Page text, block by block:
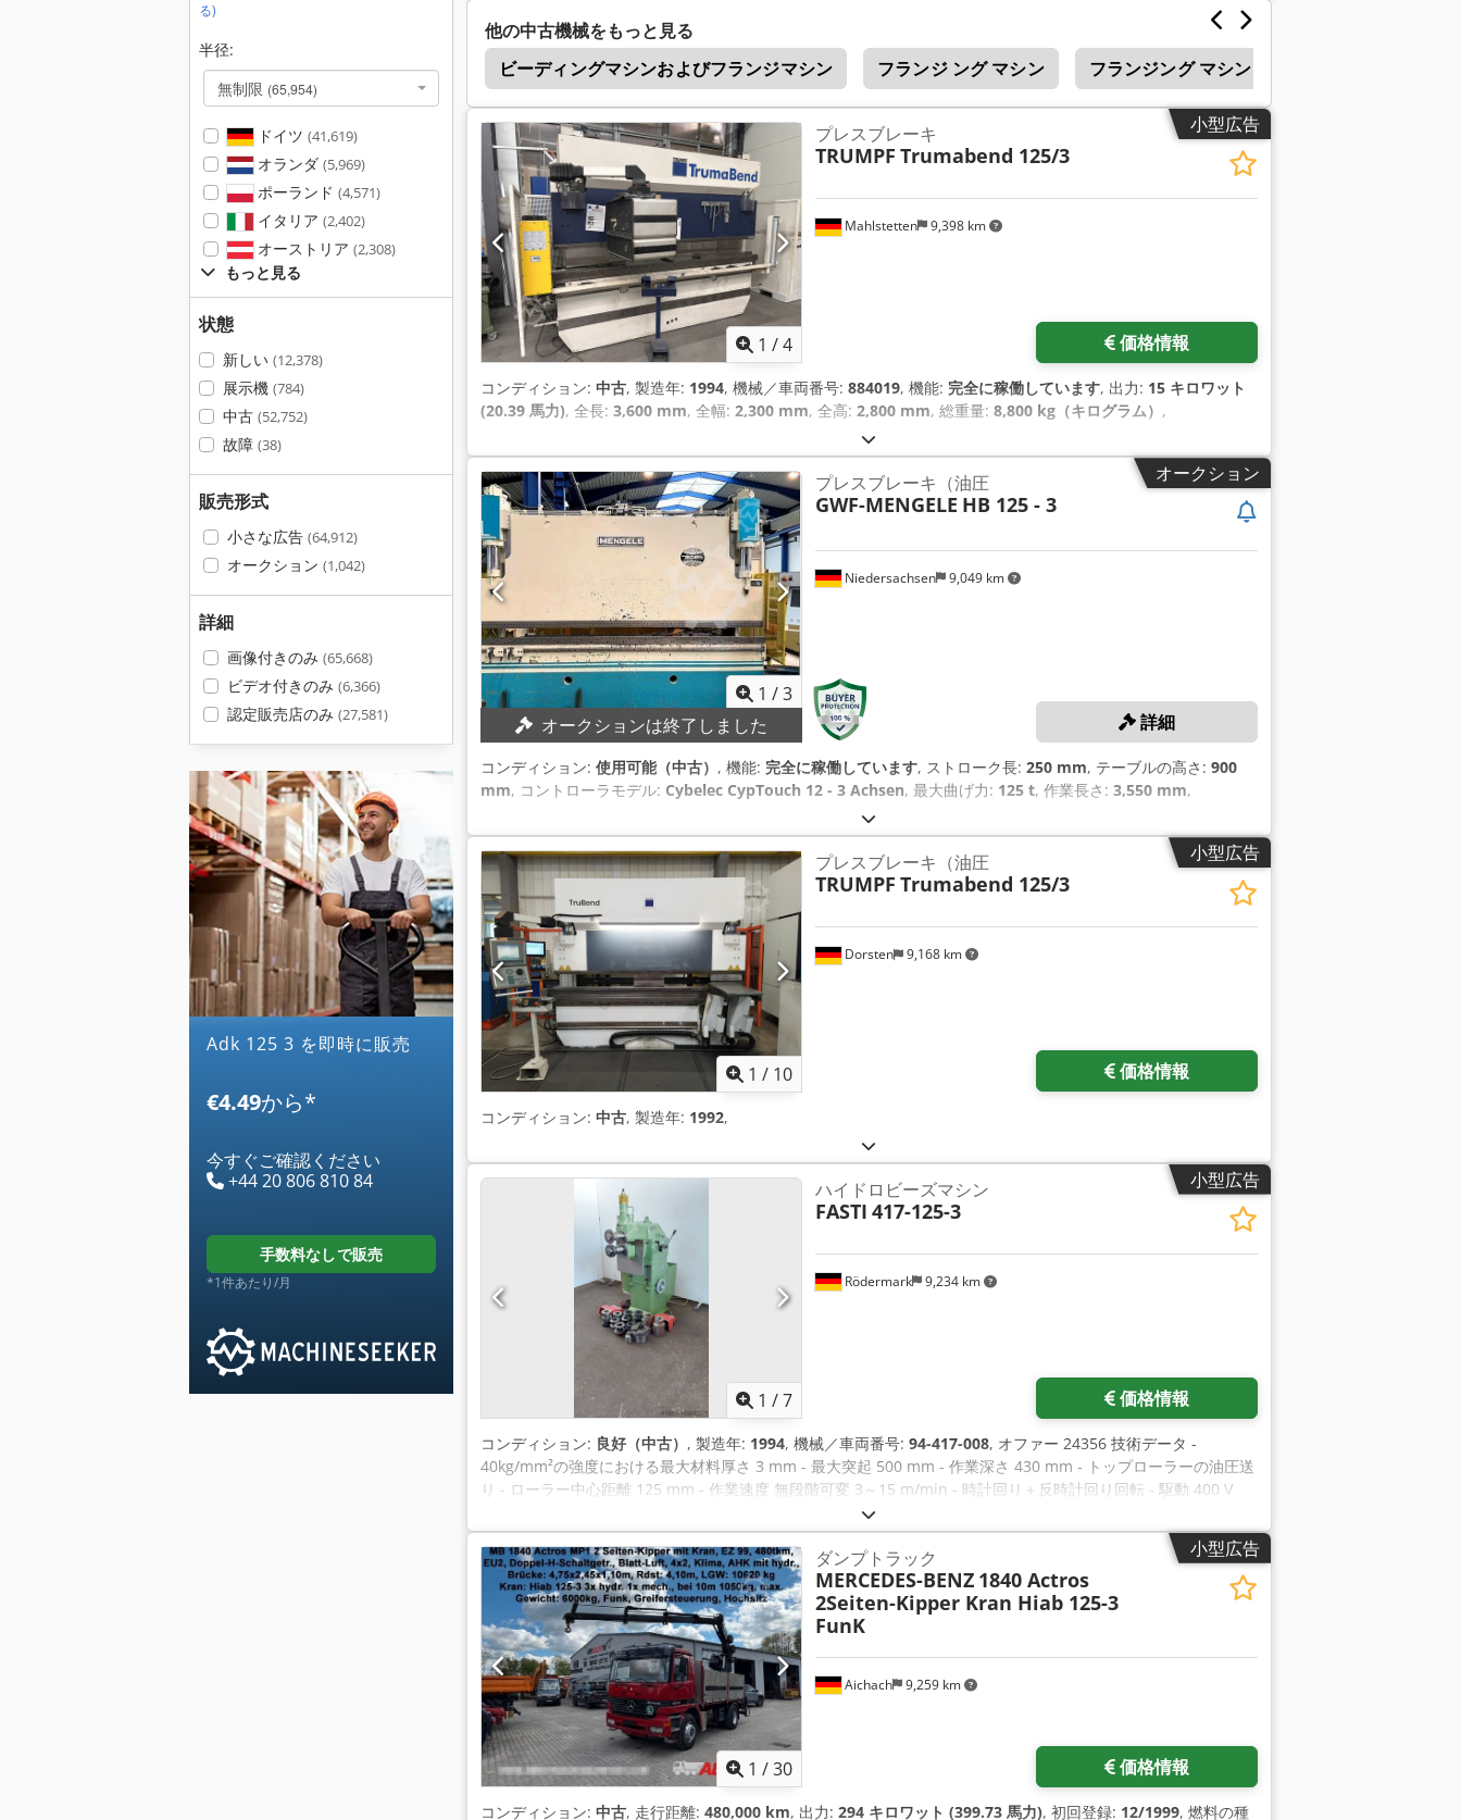
る)
半径:
無制限 (65,954)
ドイツ (41,619)
オランダ (5,969)
ポーランド (4,571)
イタリア (2,402)
オーストリア (2,308)
もっと見る
状態
新しい (12,378)
展示機 (784)
中古 (52,752)
故障 (38)
販売形式
小さな広告 (64,912)
オークション (1,042)
詳細
画像付きのみ (65,668)
ビデオ付きのみ (6,366)
認定販売店のみ (27,581)
adk 125 3 を即時に販売
€4.49から*
今すぐご確認ください
+44 20 806 810 84
手数料なしで販売
*1件あたり/月
他の中古機械をもっと見る
ビーディングマシンおよびフランジマシン
フランジ ング マシン フランジング マシン
Lvd 油圧プレスブレーキ
小型広告
1 /4
Mahlstetten 9,398 km
プレスブレーキ
TRUMPF Trumabend 125/3
価格情報
コンディション: 中古, 製造年: 1994, 機械／車両番号: 884019, 機能: 完全に稼働しています, 出力: 15 キロワット
(20.39 馬力), 全長: 3,600 mm, 全幅: 2,300 mm, 全高: 2,800 mm, 総重量: 8,800 kg（キログラム） ,
オークション
1 /3
オークションは終了しました
Niedersachsen 9,049 km
プレスブレーキ（油圧
GWF-MENGELE HB 125 - 3
詳細
コンディション: 使用可能（中古） , 機能: 完全に稼働しています, ストローク長: 250 mm, テーブルの高さ: 900
mm, コントローラモデル: Cybelec CypTouch 12 - 3 Achsen, 最大曲げ力: 125 t, 作業長さ: 3,550 mm,
小型広告
1 / 10
Dorsten 9,168 km
プレスブレーキ（油圧
TRUMPF Trumabend 125/3
価格情報
コンディション: 中古, 製造年: 1992,
小型広告
1 /7
Rödermark 9,234 km
ハイドロビーズマシン
FASTI 417-125-3
価格情報
コンディション: 良好（中古） , 製造年: 1994, 機械／車両番号: 94-417-008, オファー 24356 技術データ -
40kg/mm²の強度における最大材料厚さ 3 mm - 最大突起 500 mm - 作業深さ 430 mm - トップローラーの油圧送
り - ローラー中心距離 125 mm - 作業速度 無段階可変 3～15 m/min - 時計回り＋反時計回り回転 - 駆動 400 V
1.5 / 2.5 kW - 所要スペース 約 W 630 x H 1450 x D 1200 mm Csdot Sucnspfx Airerf - 重量 約 550 kg - E - トッ
プローラー送り用フットスイッチ - E - 時計回り/反時計回り回転用フットスイッチ - 各種ローラーセット - ストッ
プエプロン
小型広告
1 /30
Aichach 9,259 km
ダンプトラック
MERCEDES-BENZ 1840 Actros
2Seiten-Kipper Kran Hiab 125-3
FunK
価格情報
コンディション: 中古, 走行距離: 480,000 km, 出力: 294 キロワット (399.73 馬力), 初回登録: 12/1999, 燃料の種